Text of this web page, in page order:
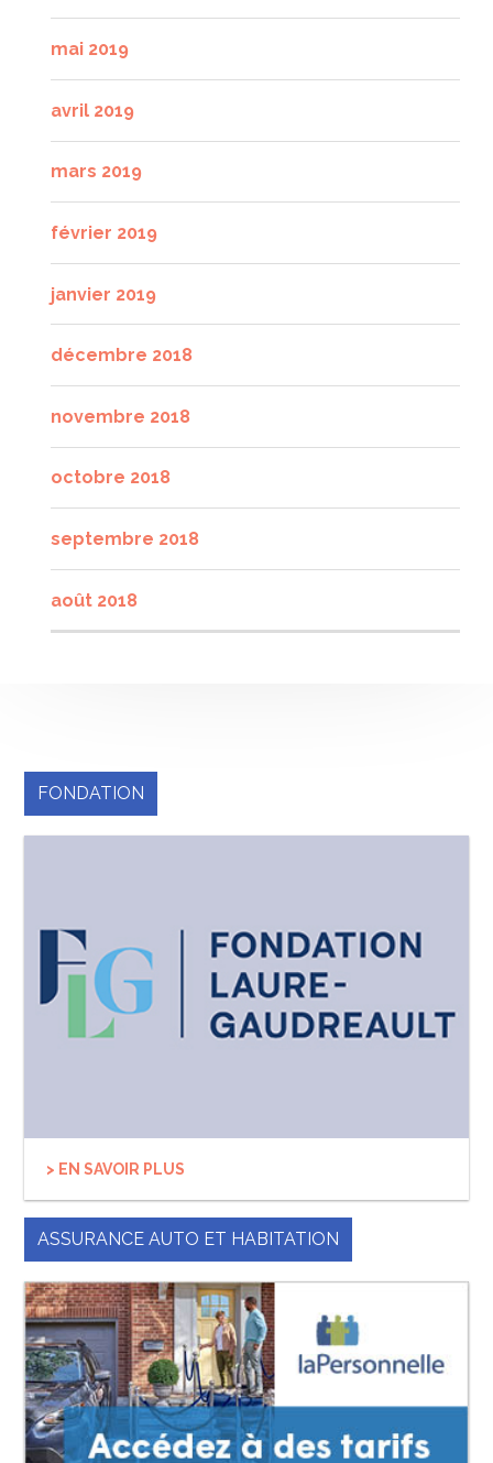
mai 2019
avril 2019
mars 2019
février 2019
janvier 2019
décembre 2018
novembre 2018
octobre 2018
septembre 2018
août 2018
FONDATION
> EN SAVOIR PLUS
ASSURANCE AUTO ET HABITATION